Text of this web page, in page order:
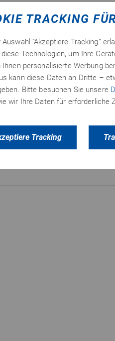
TRACKING
“Akzeptiere Tracking”
Technologien, um Ihre
Ihnen personalisierte Werbung
kann diese Daten an Dritte –
Bitte besuchen Sie unsere
wir Ihre Daten für erforderliche
Tracking